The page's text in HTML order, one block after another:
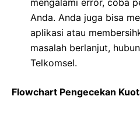
Anda. Anda juga bisa
aplikasi atau
masalah berlanjut,
Telkomsel.
Flowchart Pengecekan